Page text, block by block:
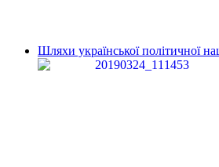
Шляхи української політичної